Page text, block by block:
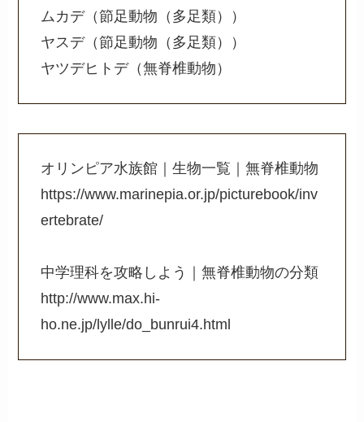
ムカデ（節足動物（多足類））
ヤスデ（節足動物（多足類））
ヤツデヒトデ（無脊椎動物）
オリンピア水族館｜生物一覧｜無脊椎動物
https://www.marinepia.or.jp/picturebook/inv
ertebrate/
中学理科を攻略しよう｜無脊椎動物の分類
http://www.max.hi-
ho.ne.jp/lylle/do_bunrui4.html